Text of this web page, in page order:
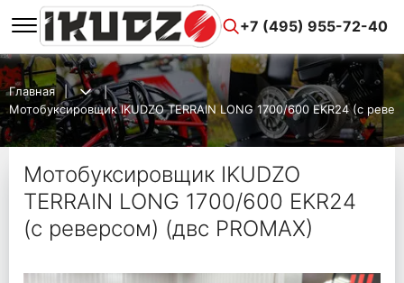
+7 (495) 955-72-40
Главная
Мотобуксировщик IKUDZO TERRAIN LONG 1700/600 EKR24 (с
Мотобуксировщик IKUDZO
TERRAIN LONG 1700/600 EKR24
(с реверсом) (двс PROMAX)